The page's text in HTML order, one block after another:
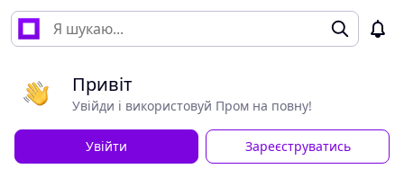
Привіт
Увійди і використовуй Пром на повну!
Увійти Зареєструватись